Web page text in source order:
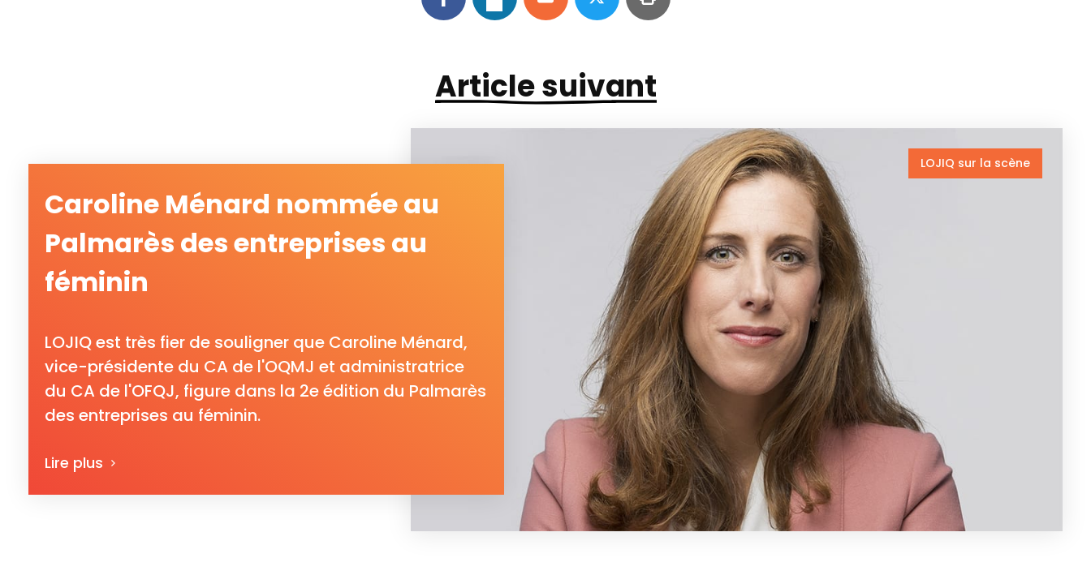
Article suivant
LOJIQ sur la scène
Caroline Ménard nommée au
Palmarès des entreprises au
féminin
LOJIQ est très fier de souligner que Caroline Ménard,
vice-présidente du CA de l'OQMJ et administratrice
du CA de l'OFQJ, figure dans la 2e édition du Palmarès
des entreprises au féminin.
Lire plus